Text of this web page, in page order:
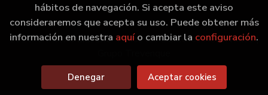
2026 ©Marxe Libraría. Todos los Derechos Reservados |
hábitos de navegación. Si acepta este aviso
consideraremos que acepta su uso. Puede obtener más
información en nuestra aquío cambiar la configuración.
Denegar Aceptar cookies